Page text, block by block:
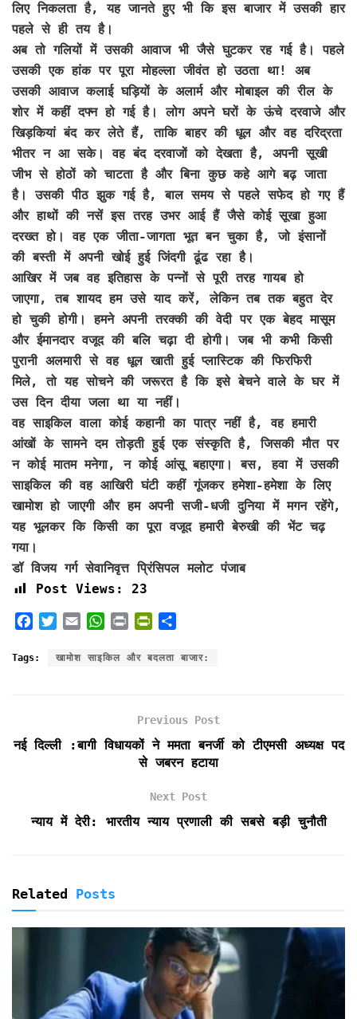
लिए निकलता है, यह जानते हुए भी कि इस बाजार में उसकी हार
पहले से ही तय है।
अब तो गलियों में उसकी आवाज भी जैसे घुटकर रह गई है। पहले
उसकी एक हांक पर पूरा मोहल्ला जीवंत हो उठता था! अब
उसकी आवाज कलाई घड़ियों के अलार्म और मोबाइल की रील के
शोर में कहीं दफ्न हो गई है। लोग अपने घरों के ऊंचे दरवाजे और
खिड़कियां बंद कर लेते हैं, ताकि बाहर की धूल और वह दरिद्रता
भीतर न आ सके। वह बंद दरवाजों को देखता है, अपनी सूखी
जीभ से होठों को चाटता है और बिना कुछ कहे आगे बढ़ जाता
है। उसकी पीठ झुक गई है, बाल समय से पहले सफेद हो गए हैं
और हाथों की नसें इस तरह उभर आई हैं जैसे कोई सूखा हुआ
दरख्त हो। वह एक जीता-जागता भूत बन चुका है, जो इंसानों
की बस्ती में अपनी खोई हुई जिंदगी ढूंढ रहा है।
आखिर में जब वह इतिहास के पन्नों से पूरी तरह गायब हो
जाएगा, तब शायद हम उसे याद करें, लेकिन तब तक बहुत देर
हो चुकी होगी। हमने अपनी तरक्की की वेदी पर एक बेहद मासूम
और ईमानदार वजूद की बलि चढ़ा दी होगी। जब भी कभी किसी
पुरानी अलमारी से वह धूल खाती हुई प्लास्टिक की फिरफिरी
मिले, तो यह सोचने की जरूरत है कि इसे बेचने वाले के घर में
उस दिन दीया जला था या नहीं।
वह साइकिल वाला कोई कहानी का पात्र नहीं है, वह हमारी
आंखों के सामने दम तोड़ती हुई एक संस्कृति है, जिसकी मौत पर
न कोई मातम मनेगा, न कोई आंसू बहाएगा। बस, हवा में उसकी
साइकिल की वह आखिरी घंटी कहीं गूंजकर हमेशा-हमेशा के लिए
खामोश हो जाएगी और हम अपनी सजी-धजी दुनिया में मगन रहेंगे,
यह भूलकर कि किसी का पूरा वजूद हमारी बेरुखी की भेंट चढ़
गया।
डॉ विजय गर्ग सेवानिवृत्त प्रिंसिपल मलोट पंजाब
Post Views:
23
c
k
i
a
a
p
i
i
r
i
e
d
l
a
Tags: खामोश साइकिल और बदलता बाजार:
Previous Post
नई दिल्ली :बागी विधायकों ने ममता बनर्जी को टीएमसी अध्यक्ष पद
से जबरन हटाया
Next Post
न्याय में देरी: भारतीय न्याय प्रणाली की सबसे बड़ी चुनौती
Related Posts